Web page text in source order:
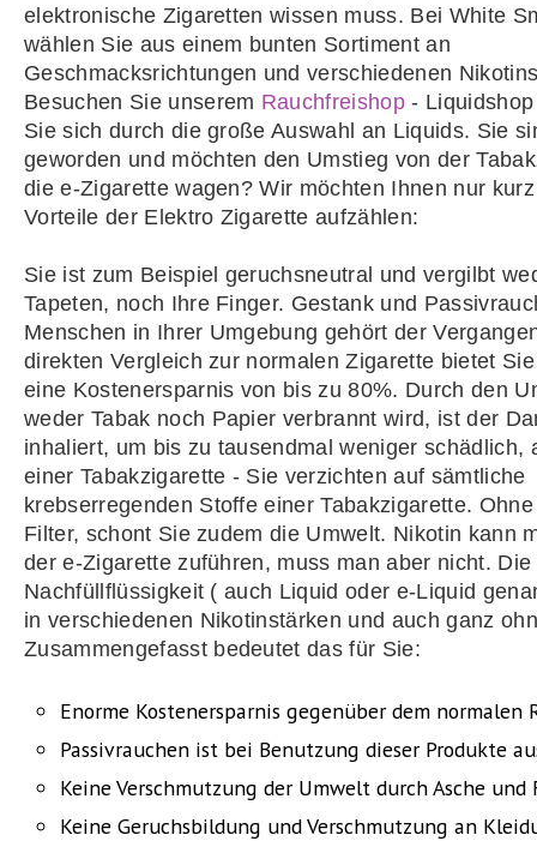
elektronische Zigaretten wissen muss. Bei White
wählen Sie aus einem bunten Sortiment an
Geschmacksrichtungen und verschiedenen
Besuchen Sie unserem Rauchfreishop -
Sie sich durch die große Auswahl an Liquids. Sie
geworden und möchten den Umstieg von der
die e-Zigarette wagen? Wir möchten Ihnen nur
Vorteile der Elektro Zigarette aufzählen:
Sie ist zum Beispiel geruchsneutral und vergilbt
Tapeten, noch Ihre Finger. Gestank und
Menschen in Ihrer Umgebung gehört der
direkten Vergleich zur normalen Zigarette bietet
eine Kostenersparnis von bis zu 80%. Durch den
weder Tabak noch Papier verbrannt wird, ist der
inhaliert, um bis zu tausendmal weniger schädlich,
einer Tabakzigarette - Sie verzichten auf sämtliche
krebserregenden Stoffe einer Tabakzigarette.
Filter, schont Sie zudem die Umwelt. Nikotin kann
der e-Zigarette zuführen, muss man aber nicht. Die
Nachfüllflüssigkeit ( auch Liquid oder e-Liquid
in verschiedenen Nikotinstärken und auch ganz
Zusammengefasst bedeutet das für Sie:
Enorme Kostenersparnis gegenüber dem normalen
Passivrauchen ist bei Benutzung dieser Produkte
Keine Verschmutzung der Umwelt durch Asche und
Keine Geruchsbildung und Verschmutzung an